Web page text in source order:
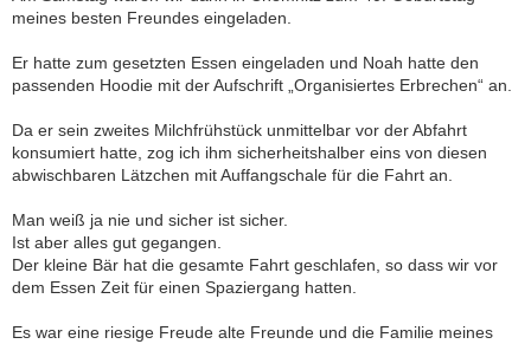
meines besten Freundes eingeladen.
Er hatte zum gesetzten Essen eingeladen und Noah hatte den
passenden Hoodie mit der Aufschrift „Organisiertes Erbrechen“ an.
Da er sein zweites Milchfrühstück unmittelbar vor der Abfahrt
konsumiert hatte, zog ich ihm sicherheitshalber eins von diesen
abwischbaren Lätzchen mit Auffangschale für die Fahrt an.
Man weiß ja nie und sicher ist sicher.
Ist aber alles gut gegangen.
Der kleine Bär hat die gesamte Fahrt geschlafen, so dass wir vor
dem Essen Zeit für einen Spaziergang hatten.
Es war eine riesige Freude alte Freunde und die Familie meines